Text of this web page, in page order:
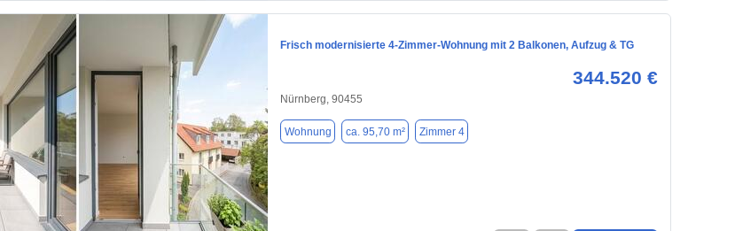
Frisch modernisierte 4-Zimmer-Wohnung mit 2 Balkonen, Aufzug & TG
344.520 €
Nürnberg, 90455
Wohnung ca. 95,70 m² Zimmer 4